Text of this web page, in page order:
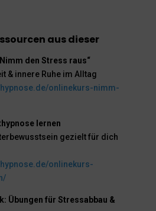
aus dieser
den Stress raus“
& innere Ruhe im Alltag
onlinekurs-nimm-
lernen
gezielt für dich
onlinekurs-
Übungen für Stressabbau &